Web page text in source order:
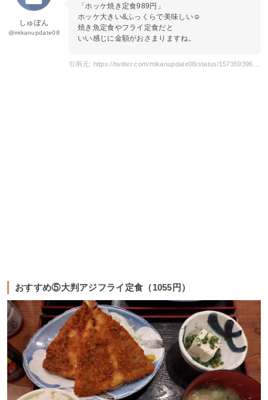
しゅぽん
@mikanupdate08
「ホッケ焼き定食989円」
ホッケ大きい&ふっくらで美味しい☺️
焼き魚定食やフライ定食だと
いい感じに金額がおさまりますね。
おすすめ⑤大判アジフライ定食（1055円）